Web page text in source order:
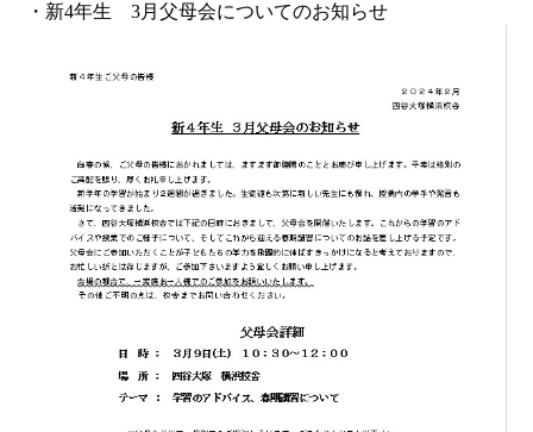
・新4年生 3月父母会についてのお知らせ